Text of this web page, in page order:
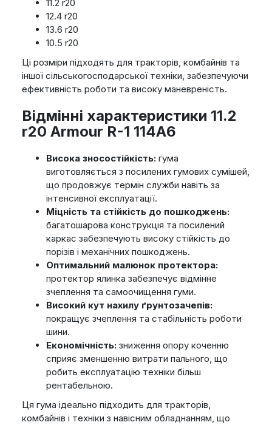
11.2 r20
12.4 r20
13.6 r20
10.5 r20
Ці розміри підходять для тракторів, комбайнів та
іншої сільськогосподарської техніки, забезпечуючи
ефективність роботи та високу маневреність.
Відмінні характеристики 11.2
r20 Armour R-1 114A6
Висока зносостійкість:гума
виготовляється з посилених гумових сумішей,
що продовжує термін служби навіть за
інтенсивної експлуатації.
Міцність та стійкість до пошкоджень:
багатошарова конструкція та посилений
каркас забезпечують високу стійкість до
порізів і механічних пошкоджень.
Оптимальний малюнок протектора:
протектор ялинка забезпечує відмінне
зчеплення та самоочищення гуми.
Високий кут нахилу ґрунтозачепів:
покращує зчеплення та стабільність роботи
шини.
Економічність:зниження опору коченню
сприяє зменшенню витрати пального, що
робить експлуатацію техніки більш
рентабельною.
Ця гума ідеально підходить для тракторів,
комбайнів і техніки з навісним обладнанням, що